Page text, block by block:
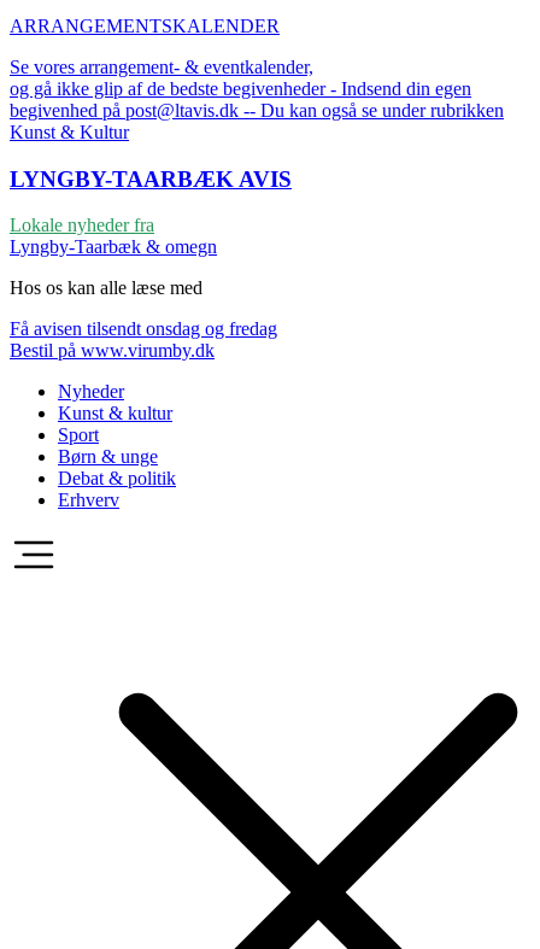
ARRANGEMENTSKALENDER
Se vores arrangement- & eventkalender,
og gå ikke glip af de bedste begivenheder - Indsend din egen
begivenhed på post@ltavis.dk -- Du kan også se under rubrikken
Kunst & Kultur
LYNGBY-TAARBÆK AVIS
Lokale nyheder fra
Lyngby-Taarbæk & omegn
Hos os kan alle læse med
Få avisen tilsendt onsdag og fredag
Bestil på www.virumby.dk
Nyheder
Kunst & kultur
Sport
Børn & unge
Debat & politik
Erhverv